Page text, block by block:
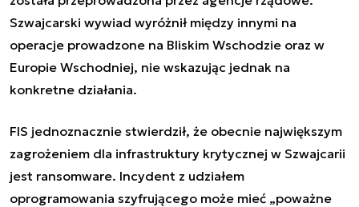
Szwajcarski wywiad wyróżnił między innymi na
operacje prowadzone na Bliskim Wschodzie oraz w
Europie Wschodniej, nie wskazując jednak na
konkretne działania.
FIS jednoznacznie stwierdził, że obecnie największym
zagrożeniem dla infrastruktury krytycznej w Szwajcarii
jest ransomware. Incydent z udziałem
oprogramowania szyfrującego może mieć „poważne